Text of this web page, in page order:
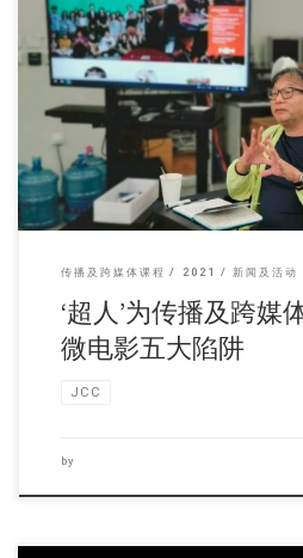
绰号‘超人’的香港电 […]
传播及跨媒体课程 2021 新闻及活动
‘超人’为传播及跨媒
微电影五大陷阱
JCC
by